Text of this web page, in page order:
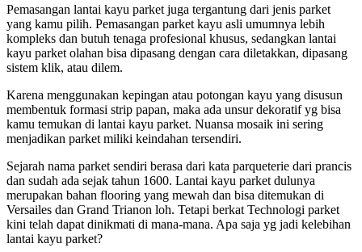
Pemasangan lantai kayu parket juga tergantung dari jenis parket
yang kamu pilih. Pemasangan parket kayu asli umumnya lebih
kompleks dan butuh tenaga profesional khusus, sedangkan lantai
kayu parket olahan bisa dipasang dengan cara diletakkan, dipasang
sistem klik, atau dilem.
Karena menggunakan kepingan atau potongan kayu yang disusun
membentuk formasi strip papan, maka ada unsur dekoratif yg bisa
kamu temukan di lantai kayu parket. Nuansa mosaik ini sering
menjadikan parket miliki keindahan tersendiri.
Sejarah nama parket sendiri berasa dari kata parqueterie dari prancis
dan sudah ada sejak tahun 1600. Lantai kayu parket dulunya
merupakan bahan flooring yang mewah dan bisa ditemukan di
Versailes dan Grand Trianon loh. Tetapi berkat Technologi parket
kini telah dapat dinikmati di mana-mana. Apa saja yg jadi kelebihan
lantai kayu parket?